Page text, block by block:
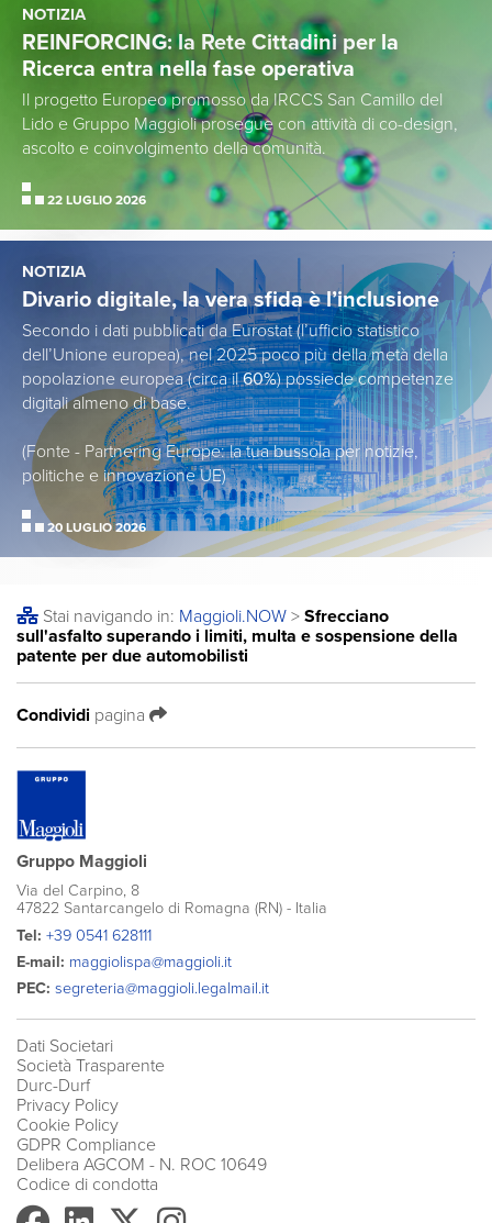
NOTIZIA
REINFORCING: la Rete Cittadini per la
Ricerca entra nella fase operativa
Il progetto Europeo promosso da IRCCS San Camillo del
Lido e Gruppo Maggioli prosegue con attività di co-design,
ascolto e coinvolgimento della comunità.
22 LUGLIO 2026
NOTIZIA
Divario digitale, la vera sfida è l’inclusione
Secondo i dati pubblicati da Eurostat (l’ufficio statistico
dell’Unione europea), nel 2025 poco più della metà della
popolazione europea (circa il60%) possiede competenze
digitali almeno di base.
(Fonte - Partnering Europe: la tua bussola per notizie,
politiche e innovazione UE)
20 LUGLIO 2026
Stai navigando in: Maggioli.NOW > Sfrecciano
sull'asfalto superando i limiti, multa e sospensione della
patente per due automobilisti
Condividi pagina
Gruppo Maggioli
Via del Carpino, 8
47822 Santarcangelo di Romagna (RN) - Italia
Tel: +39 0541 628111
E-mail: maggiolispa@maggioli.it
PEC: segreteria@maggioli.legalmail.it
Dati Societari
Società Trasparente
Durc-Durf
Privacy Policy
Cookie Policy
GDPR Compliance
Delibera AGCOM - N. ROC 10649
Codice di condotta